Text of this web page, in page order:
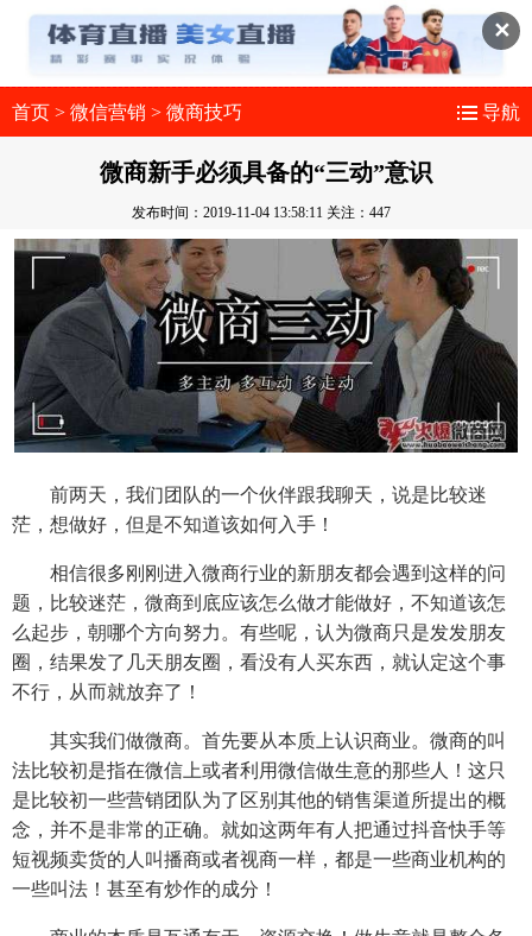
✕
首页 > 微信营销 > 微商技巧 导航
微商新手必须具备的“三动”意识
发布时间：2019-11-04 13:58:11 关注：447
前两天，我们团队的一个伙伴跟我聊天，说是比较迷
茫，想做好，但是不知道该如何入手！
相信很多刚刚进入微商行业的新朋友都会遇到这样的问
题，比较迷茫，微商到底应该怎么做才能做好，不知道该怎
么起步，朝哪个方向努力。有些呢，认为微商只是发发朋友
圈，结果发了几天朋友圈，看没有人买东西，就认定这个事
不行，从而就放弃了！
其实我们做微商。首先要从本质上认识商业。微商的叫
法比较初是指在微信上或者利用微信做生意的那些人！这只
是比较初一些营销团队为了区别其他的销售渠道所提出的概
念，并不是非常的正确。就如这两年有人把通过抖音快手等
短视频卖货的人叫播商或者视商一样，都是一些商业机构的
一些叫法！甚至有炒作的成分！